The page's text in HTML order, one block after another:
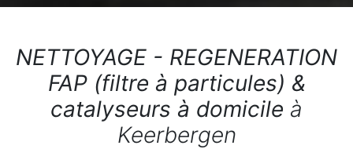
NETTOYAGE - REGENERATION
FAP (filtre à particules) &
catalyseurs à domicile à
Keerbergen